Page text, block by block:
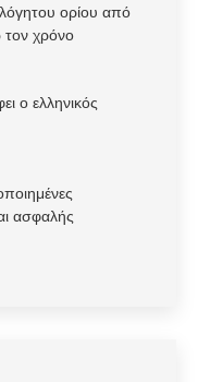
ορίου από
χρόνο
ο ελληνικός
ασφαλής